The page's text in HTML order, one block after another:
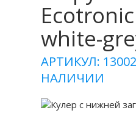
Ecotronic
white-
АРТИКУЛ: 13002
НАЛИЧИИ